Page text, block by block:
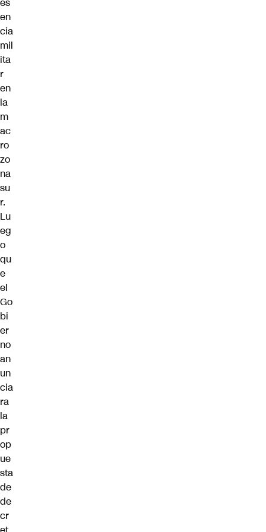
en
cia
mil
ita
r
en
la
m
ac
ro
zo
na
su
r.
Lu
eg
o
qu
e
el
Go
bi
er
no
an
un
cia
ra
la
pr
op
ue
sta
de
de
cr